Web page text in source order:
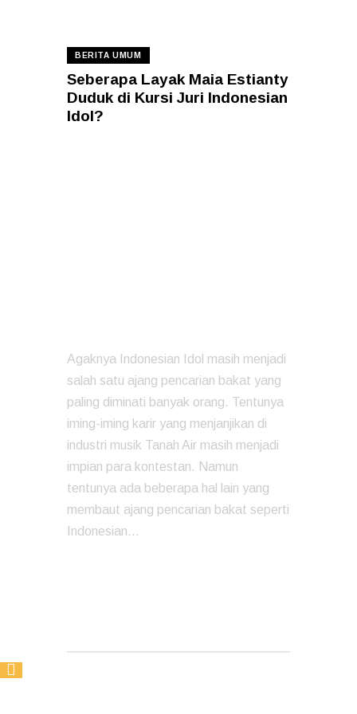
BERITA UMUM
Seberapa Layak Maia Estianty
Duduk di Kursi Juri Indonesian
Idol?
Agaknya Indonesian Idol masih menjadi
salah satu ajang pencarian bakat yang
paling diminati banyak orang. Tentunya
iming-iming karir yang menjanjikan di
industri musik Tanah Air masih menjadi
impian para kontestan. Namun
tentunya ada beberapa hal lain yang
membaut ajang pencarian bakat seperti
Indonesian…